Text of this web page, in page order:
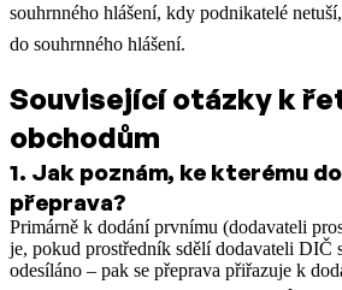
souhrnného hlášení, kdy podnikatelé
do souhrnného hlášení.
Související otázky k
obchodům
1. Jak poznám, ke kterému
přeprava?
Primárně k dodání prvnímu (dodavateli
je, pokud prostředník sdělí dodavateli DIČ
odesíláno – pak se přeprava přiřazuje k